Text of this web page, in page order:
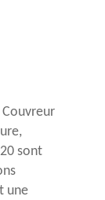
Couvreur
sont
une